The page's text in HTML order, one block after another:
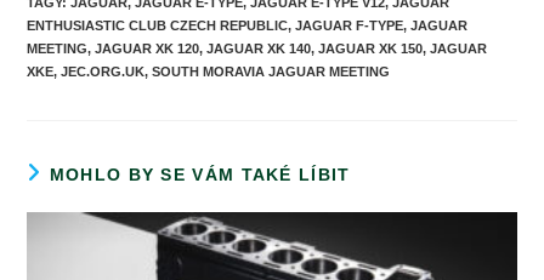
ENTHUSIASTIC CLUB CZECH REPUBLIC, JAGUAR F-TYPE, JAGUAR
MEETING, JAGUAR XK 120, JAGUAR XK 140, JAGUAR XK 150, JAGUAR
XKE, JEC.ORG.UK, SOUTH MORAVIA JAGUAR MEETING
MOHLO BY SE VÁM TAKÉ LÍBIT